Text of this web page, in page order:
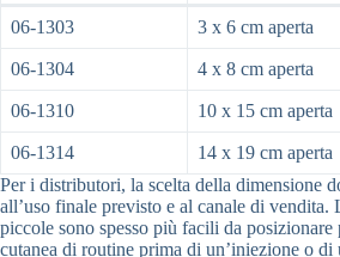
06-1303 3 x 6 cm aperta
06-1304 4 x 8 cm aperta
06-1310 10 x 15 cm aperta
06-1314
14 x 19 cm aperta
Per i distributori, la scelta della dimensione
all’uso finale previsto e al canale di vendita.
piccole sono spesso più facili da posizionare
cutanea di routine prima di un’iniezione o